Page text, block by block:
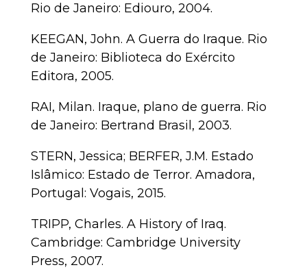
Rio de Janeiro: Ediouro, 2004.
KEEGAN, John. A Guerra do Iraque. Rio
de Janeiro: Biblioteca do Exército
Editora, 2005.
RAI, Milan. Iraque, plano de guerra. Rio
de Janeiro: Bertrand Brasil, 2003.
STERN, Jessica; BERFER, J.M. Estado
Islâmico: Estado de Terror. Amadora,
Portugal: Vogais, 2015.
TRIPP, Charles. A History of Iraq.
Cambridge: Cambridge University
Press, 2007.